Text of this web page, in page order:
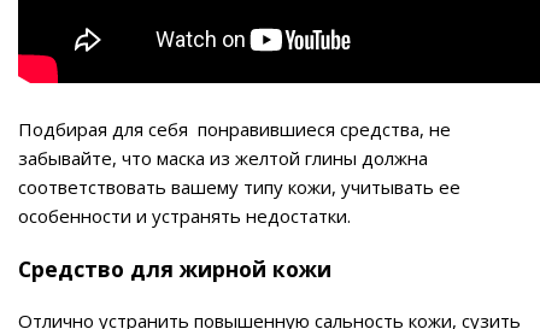
Подбирая для себя понравившиеся средства, не
забывайте, что маска из желтой глины должна
соответствовать вашему типу кожи, учитывать ее
особенности и устранять недостатки.
Средство для жирной кожи
Отлично устранить повышенную сальность кожи, сузить